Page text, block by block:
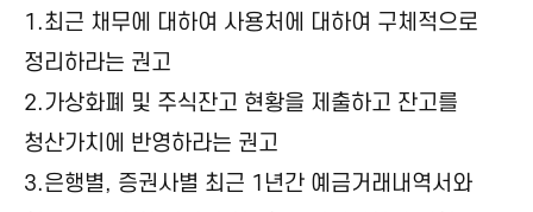
1.최근 채무에 대하여 사용처에 대하여 구체적으로
정리하라는 권고
2.가상화폐 및 주식잔고 현황을 제출하고 잔고를
청산가치에 반영하라는 권고
3.은행별, 증권사별 최근 1년간 예금거래내역서와